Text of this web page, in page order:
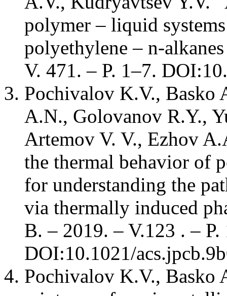
polymer – liquid
polyethylene – n-
V. 471. – P. 1–7.
Pochivalov K.V., Basko
A.N., Golovanov R.Y.,
Artemov V. V., Ezhov
the thermal behavior of
for understanding the
via thermally induced
B. – 2019. – V.123 . –
DOI:10.1021/
Pochivalov K.V.,